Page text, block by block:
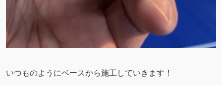
いつものようにベースから施工していきます！